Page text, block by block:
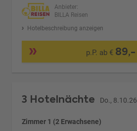
Anbieter:
BILLA Reisen
Hotelbeschreibung anzeigen
p.P. ab € 89,-
3 Hotelnächte Do., 8.10.26
Zimmer 1 (2 Erwachsene)